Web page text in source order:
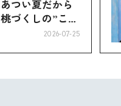
あつい夏だから
桃づくしの”こお
2026-07-25